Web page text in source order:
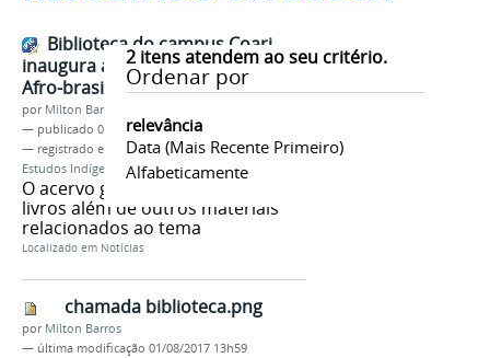
2itens atendem ao seu critério.
Ordenar por
relevância
Data (mais Recente Primeiro)
Alfabeticamente
Biblioteca do campus Coari
inaugura alas voltadas ao estudo
Afro-brasileiro e Indígena
por Milton Barros
— publicado 01/08/2017
— registrado em:
campus Coari,Biblioteca,
Estudos Indígenas
,Afro-brasileiro
O acervo gira em torno de 300
livros além de outros materiais
relacionados ao tema
Localizado em Notícias
chamada biblioteca.png
por Milton Barros
— última modificação 01/08/2017 13h59